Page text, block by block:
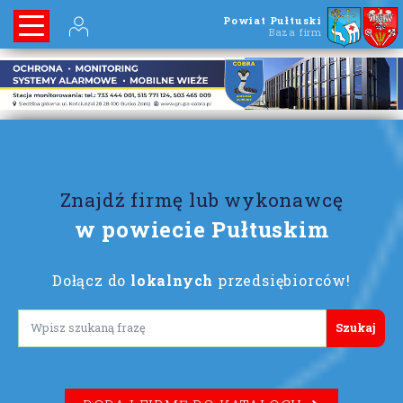
Powiat Pułtuski
Baza firm
Znajdź firmę lub wykonawcę
w powiecie Pułtuskim
Dołącz do lokalnych przedsiębiorców!
Lorem ipsum